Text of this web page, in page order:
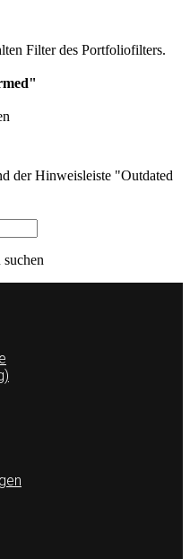
Filter des Portfoliofilters.
der Hinweisleiste "Outdated